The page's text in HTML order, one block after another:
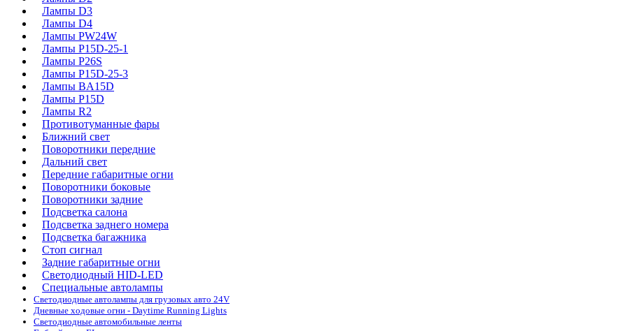
Лампы D3
Лампы D4
Лампы PW24W
Лампы P15D-25-1
Лампы P26S
Лампы P15D-25-3
Лампы BA15D
Лампы P15D
Лампы R2
Противотуманные фары
Ближний свет
Поворотники передние
Дальний свет
Передние габаритные огни
Поворотники боковые
Поворотники задние
Подсветка салона
Подсветка заднего номера
Подсветка багажника
Стоп сигнал
Задние габаритные огни
Светодиодный HID-LED
Специальные автолампы
Светодиодные автолампы для грузовых авто 24V
Дневные ходовые огни - Daytime Running Lights
Светодиодные автомобильные ленты